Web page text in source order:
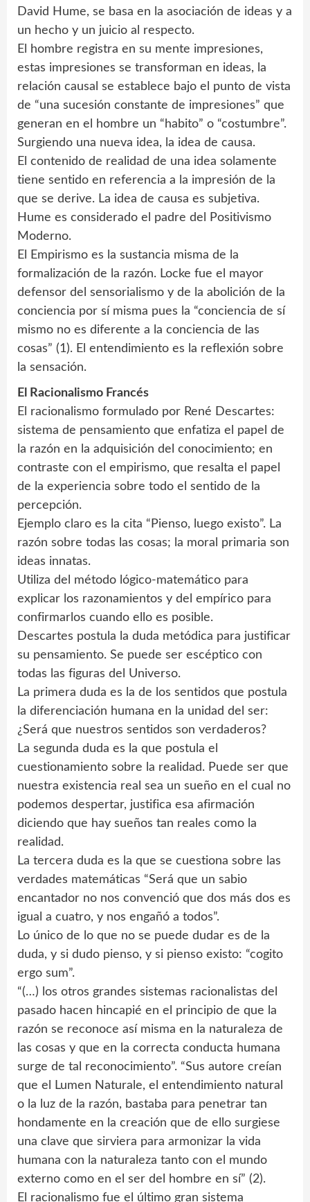
David Hume, se basa en la asociación de ideas y a
un hecho y un juicio al respecto.
El hombre registra en su mente impresiones,
estas impresiones se transforman en ideas, la
relación causal se establece bajo el punto de vista
de “una sucesión constante de impresiones” que
generan en el hombre un “habito” o “costumbre”.
Surgiendo una nueva idea, la idea de causa.
El contenido de realidad de una idea solamente
tiene sentido en referencia a la impresión de la
que se derive. La idea de causa es subjetiva.
Hume es considerado el padre del Positivismo
Moderno.
El Empirismo es la sustancia misma de la
formalización de la razón. Locke fue el mayor
defensor del sensorialismo y de la abolición de la
conciencia por sí misma pues la “conciencia de sí
mismo no es diferente a la conciencia de las
cosas” (1). El entendimiento es la reflexión sobre
la sensación.
El Racionalismo Francés
El racionalismo formulado por René Descartes:
sistema de pensamiento que enfatiza el papel de
la razón en la adquisición del conocimiento; en
contraste con el empirismo, que resalta el papel
de la experiencia sobre todo el sentido de la
percepción.
Ejemplo claro es la cita “Pienso, luego existo”. La
razón sobre todas las cosas; la moral primaria son
ideas innatas.
Utiliza del método lógico-matemático para
explicar los razonamientos y del empírico para
confirmarlos cuando ello es posible.
Descartes postula la duda metódica para justificar
su pensamiento. Se puede ser escéptico con
todas las figuras del Universo.
La primera duda es la de los sentidos que postula
la diferenciación humana en la unidad del ser:
¿Será que nuestros sentidos son verdaderos?
La segunda duda es la que postula el
cuestionamiento sobre la realidad. Puede ser que
nuestra existencia real sea un sueño en el cual no
podemos despertar, justifica esa afirmación
diciendo que hay sueños tan reales como la
realidad.
La tercera duda es la que se cuestiona sobre las
verdades matemáticas “Será que un sabio
encantador no nos convenció que dos más dos es
igual a cuatro, y nos engañó a todos”.
Lo único de lo que no se puede dudar es de la
duda, y si dudo pienso, y si pienso existo: “cogito
ergo sum”.
“(…) los otros grandes sistemas racionalistas del
pasado hacen hincapié en el principio de que la
razón se reconoce así misma en la naturaleza de
las cosas y que en la correcta conducta humana
surge de tal reconocimiento”. “Sus autore creían
que el Lumen Naturale, el entendimiento natural
o la luz de la razón, bastaba para penetrar tan
hondamente en la creación que de ello surgiese
una clave que sirviera para armonizar la vida
humana con la naturaleza tanto con el mundo
externo como en el ser del hombre en sí” (2).
El racionalismo fue el último gran sistema